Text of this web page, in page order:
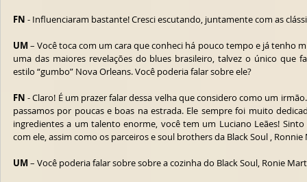
FN - Influenciaram bastante! Cresci escutando, juntamente com as
UM – Você toca com um cara que conheci há pouco tempo e já tenho
uma das maiores revelações do blues brasileiro, talvez o único que
estilo “gumbo” Nova Orleans. Você poderia falar sobre ele?
FN - Claro! É um prazer falar dessa velha que considero como um
passamos por poucas e boas na estrada. Ele sempre foi muito
ingredientes a um talento enorme, você tem um Luciano Leães!
com ele, assim como os parceiros e soul brothers da Black Soul ,
UM – Você poderia falar sobre sobre a cozinha do Black Soul, Ronie